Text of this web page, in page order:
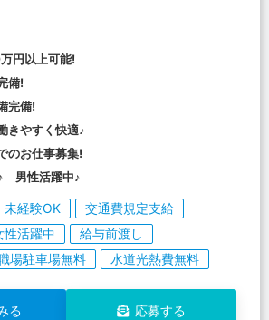
円以上可能!
備!
完備!
きやすく快適♪
のお仕事募集!
男性活躍中♪
未経験OK
交通費規定支給
性活躍中
給与前渡し
場駐車場無料 水道光熱費無料
る 応募する